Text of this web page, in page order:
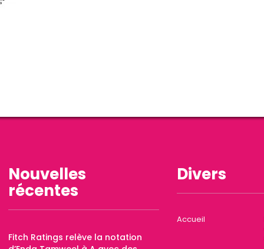
Nouvelles
récentes
Fitch Ratings relève la notation
Divers
Accueil